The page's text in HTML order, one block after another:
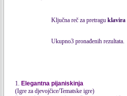
Ključna reč za pretragu klavira
Ukupno3 pronađenih rezultata.
1. Elegantna pijaniskinja
(Igre za djevojčice/Tematske igre)